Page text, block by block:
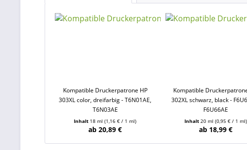
Kompatible Druckerpatrone HP
303XL color, dreifarbig - T6N01AE,
T6N03AE
Inhalt 18 ml(1,16 € / 1 ml)
ab 20,89 €
Kompatible
302XL schwarz, black -
F6U66AE
Inhalt 20 ml (0,95 € / 1 ml)
ab 18,99 €